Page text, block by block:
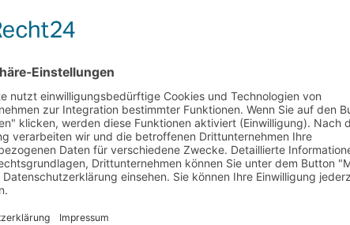
Air Kino bei uns Weingut.